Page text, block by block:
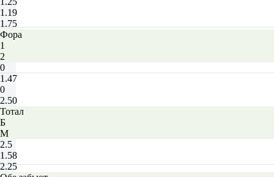
1.19
1.75
Фора
1
2
0
1.47
0
2.50
Тотал
Б
М
2.5
1.58
2.25